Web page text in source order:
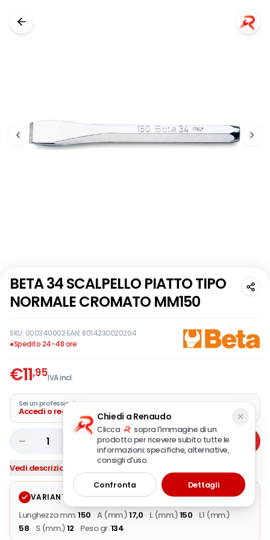
BETA 34 SCALPELLO PIATTO TIPO
NORMALE CROMATO MM150
SKU:000340002·EAN: 8014230020204
●Spedito 24-48 ore
€11,95IVA incl.
Sei un professionista?
Accedi o registra la tua azienda
1 Aggiungi
Vedi descrizione completa
VARIANTE SELEZIONATA Modifica
Lunghezza mm.150 · A (mm.)17,0 · L (mm.)150 · L1 (mm.)
58 · S (mm.)12 · Peso gr.134
Chiedi a Renaudo
Clicca
sopra l'immagine di un
prodotto per ricevere subito tutte le
informazioni: specifiche, alternative,
consigli d'uso.
Confronta Dettagli